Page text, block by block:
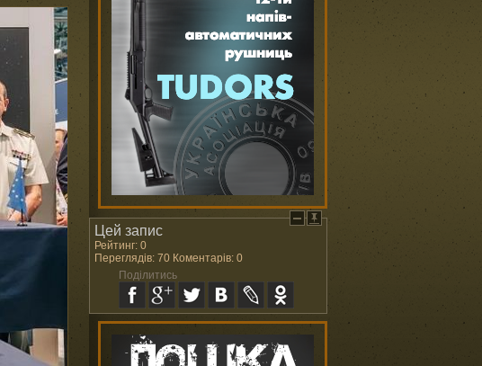
Цей запис
Рейтинг: 0
Переглядів: 70 Коментарів: 0
Поділитись